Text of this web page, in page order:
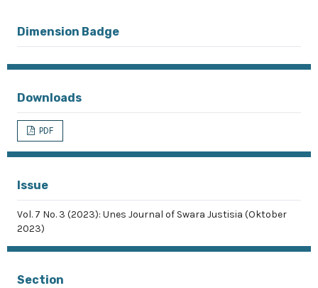
Dimension Badge
Downloads
PDF
Issue
Vol. 7 No. 3 (2023): Unes Journal of Swara Justisia (Oktober
2023)
Section